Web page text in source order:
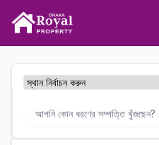
ঢাকা রয়েল প্রপার্টি